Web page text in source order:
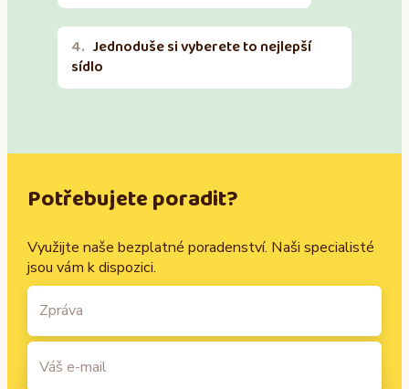
Jednoduše si vyberete to nejlepší
sídlo
Potřebujete poradit?
Využijte naše bezplatné poradenství. Naši specialisté
jsou vám k dispozici.